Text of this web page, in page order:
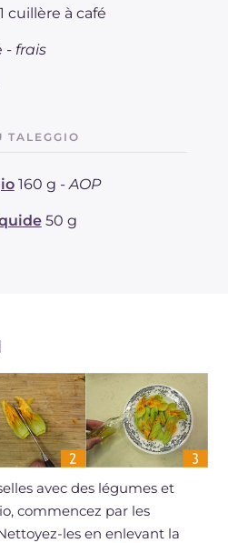
1 cuillère à café
- frais
TALEGGIO
160 g - AOP
50 g
avec des légumes et
commencez par les
les en enlevant la